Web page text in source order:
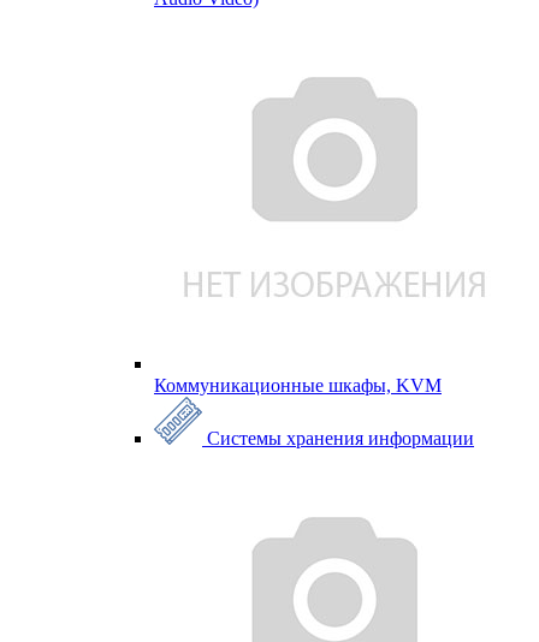
Коммуникационные шкафы, KVM
Системы хранения информации